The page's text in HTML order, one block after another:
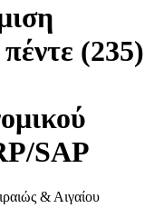
(235)
SAP
& Αιγαίου